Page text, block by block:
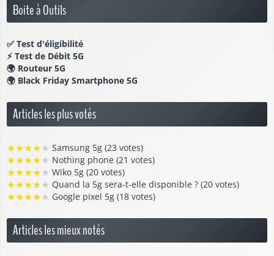
Boite à Outils
✅ Test d'éligibilité
⚡ Test de Débit 5G
🌍 Routeur 5G
🌍 Black Friday Smartphone 5G
Articles les plus votés
★★★★★ Samsung 5g (23 votes)
★★★★★ Nothing phone (21 votes)
★★★★★ Wiko 5g (20 votes)
★★★★★ Quand la 5g sera-t-elle disponible ? (20 votes)
★★★★★ Google pixel 5g (18 votes)
Articles les mieux notés